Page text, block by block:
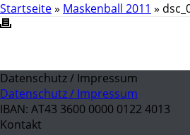
Startseite» Maskenball 2011 »
Datenschutz / Impressum
Datenschutz / Impressum
IBAN: AT43 3600 0000 0122 4013
Kontakt